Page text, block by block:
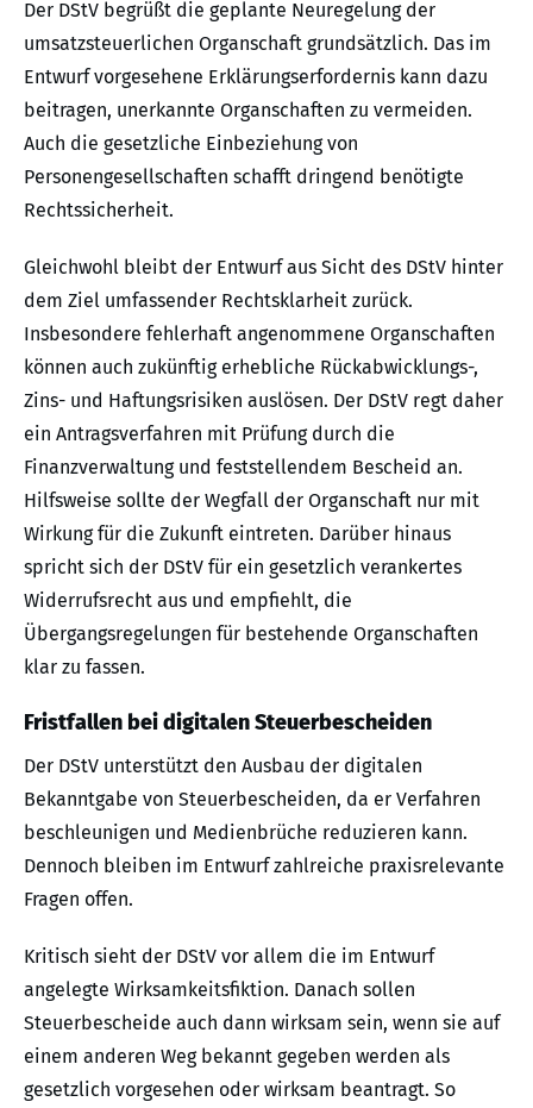
Der DStV begrüßt die geplante Neuregelung der
umsatzsteuerlichen Organschaft grundsätzlich. Das im
Entwurf vorgesehene Erklärungserfordernis kann dazu
beitragen, unerkannte Organschaften zu vermeiden.
Auch die gesetzliche Einbeziehung von
Personengesellschaften schafft dringend benötigte
Rechtssicherheit.
Gleichwohl bleibt der Entwurf aus Sicht des DStV hinter
dem Ziel umfassender Rechtsklarheit zurück.
Insbesondere fehlerhaft angenommene Organschaften
können auch zukünftig erhebliche Rückabwicklungs-,
Zins- und Haftungsrisiken auslösen. Der DStV regt daher
ein Antragsverfahren mit Prüfung durch die
Finanzverwaltung und feststellendem Bescheid an.
Hilfsweise sollte der Wegfall der Organschaft nur mit
Wirkung für die Zukunft eintreten. Darüber hinaus
spricht sich der DStV für ein gesetzlich verankertes
Widerrufsrecht aus und empfiehlt, die
Übergangsregelungen für bestehende Organschaften
klar zu fassen.
Fristfallen bei digitalen Steuerbescheiden
Der DStV unterstützt den Ausbau der digitalen
Bekanntgabe von Steuerbescheiden, da er Verfahren
beschleunigen und Medienbrüche reduzieren kann.
Dennoch bleiben im Entwurf zahlreiche praxisrelevante
Fragen offen.
Kritisch sieht der DStV vor allem die im Entwurf
angelegte Wirksamkeitsfiktion. Danach sollen
Steuerbescheide auch dann wirksam sein, wenn sie auf
einem anderen Weg bekannt gegeben werden als
gesetzlich vorgesehen oder wirksam beantragt. So